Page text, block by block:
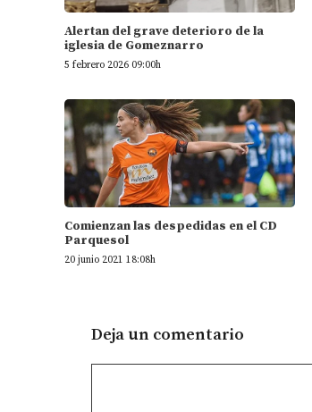
Alertan del grave deterioro de la
iglesia de Gomeznarro
5 febrero 2026 09:00h
Comienzan las despedidas en el CD
Parquesol
20 junio 2021 18:08h
Deja un comentario